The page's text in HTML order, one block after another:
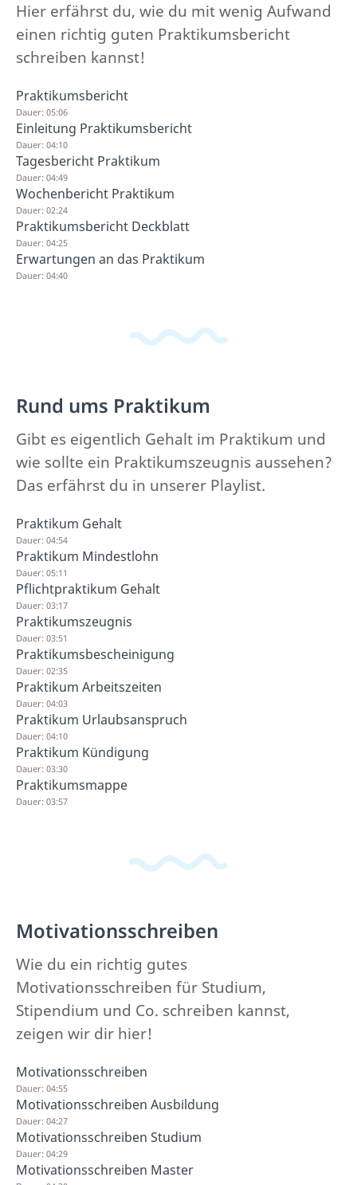
Hier erfährst du, wie du mit wenig Aufwand
einen richtig guten Praktikumsbericht
schreiben kannst!
Praktikumsbericht
Dauer: 05:06
Einleitung Praktikumsbericht
Dauer: 04:10
Tagesbericht Praktikum
Dauer: 04:49
Wochenbericht Praktikum
Dauer: 02:24
Praktikumsbericht Deckblatt
Dauer: 04:25
Erwartungen an das Praktikum
Dauer: 04:40
Rund ums Praktikum
Gibt es eigentlich Gehalt im Praktikum und
wie sollte ein Praktikumszeugnis aussehen?
Das erfährst du in unserer Playlist.
Praktikum Gehalt
Dauer: 04:54
Praktikum Mindestlohn
Dauer: 05:11
Pflichtpraktikum Gehalt
Dauer: 03:17
Praktikumszeugnis
Dauer: 03:51
Praktikumsbescheinigung
Dauer: 02:35
Praktikum Arbeitszeiten
Dauer: 04:03
Praktikum Urlaubsanspruch
Dauer: 04:10
Praktikum Kündigung
Dauer: 03:30
Praktikumsmappe
Dauer: 03:57
Motivationsschreiben
Wie du ein richtig gutes
Motivationsschreiben für Studium,
Stipendium und Co. schreiben kannst,
zeigen wir dir hier!
Motivationsschreiben
Dauer: 04:55
Motivationsschreiben Ausbildung
Dauer: 04:27
Motivationsschreiben Studium
Dauer: 04:29
Motivationsschreiben Master